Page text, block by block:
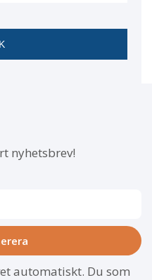
nyhetsbrev!
automatiskt. Du som